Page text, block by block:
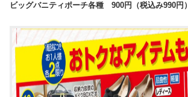
ビッグバニティポーチ各種 900円（税込み990円）